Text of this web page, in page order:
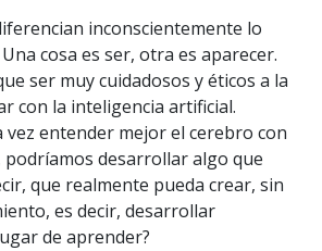
inconscientemente lo
cosa es ser, otra es aparecer.
ser muy cuidadosos y éticos a la
con la inteligencia artificial.
vez entender mejor el cerebro con
desarrollar algo que
que realmente pueda crear, sin
es decir, desarrollar
de aprender?